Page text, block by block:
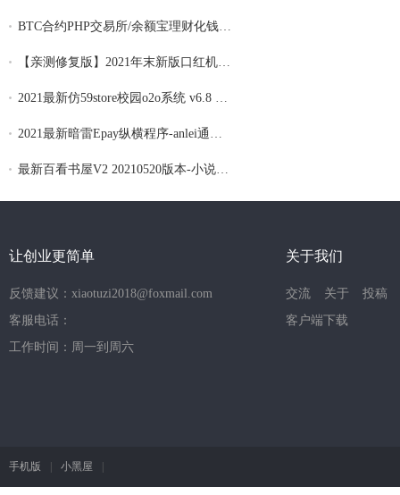
让创业更简单
反馈建议：xiaotuzi2018@foxmail.com
客服电话：
工作时间：周一到周六
关于我们
交流 关于
投稿
客户端下载
手机版 小黑屋